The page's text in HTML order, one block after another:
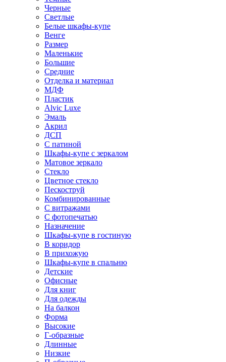
Черные
Светлые
Белые шкафы-купе
Венге
Размер
Маленькие
Большие
Средние
Отделка и материал
МДФ
Пластик
Alvic Luxe
Эмаль
Акрил
ДСП
С патиной
Шкафы-купе с зеркалом
Матовое зеркало
Стекло
Цветное стекло
Пескоструй
Комбинированные
С витражами
С фотопечатью
Назначение
Шкафы-купе в гостиную
В коридор
В прихожую
Шкафы-купе в спальню
Детские
Офисные
Для книг
Для одежды
На балкон
Форма
Высокие
Г-образные
Длинные
Низкие